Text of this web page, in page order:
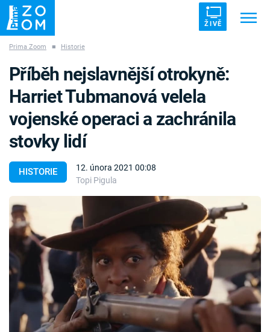
ŽIVĚ
ZÁHADY VETŘELCI DÁVNOVĚKU
Témata
Témata
Pořady
TV Program
Časopis
Sledujte prima+
Prima Zoom ■ Historie
HISTORIE
12. února 2021 00:08
Topi Pigula
Příběh nejslavnější otrokyně:
Harriet Tubmanová velela
vojenské operaci a zachránila
stovky lidí